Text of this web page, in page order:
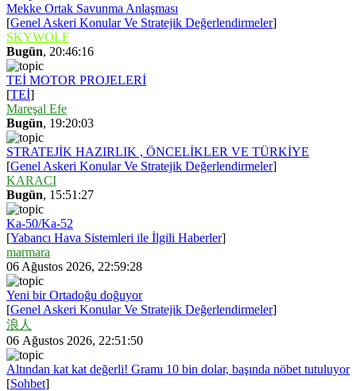
Mekke Ortak Savunma Anlaşması
[Genel Askeri Konular Ve Stratejik Değerlendirmeler]
SKYWOLF
Bugün, 20:46:16
TEİ MOTOR PROJELERİ
[TEİ]
Mareşal Efe
Bugün, 19:20:03
STRATEJİK HAZIRLIK , ÖNCELİKLER VE TÜRKİYE
[Genel Askeri Konular Ve Stratejik Değerlendirmeler]
KARACI
Bugün, 15:51:27
Ka-50/Ka-52
[Yabancı Hava Sistemleri ile İlgili Haberler]
marmara
06 Ağustos 2026, 22:59:28
Yeni bir Ortadoğu doğuyor
[Genel Askeri Konular Ve Stratejik Değerlendirmeler]
浪人
06 Ağustos 2026, 22:51:50
Altından kat kat değerli! Gramı 10 bin dolar, başında nöbet tutuluyor
[Sohbet]